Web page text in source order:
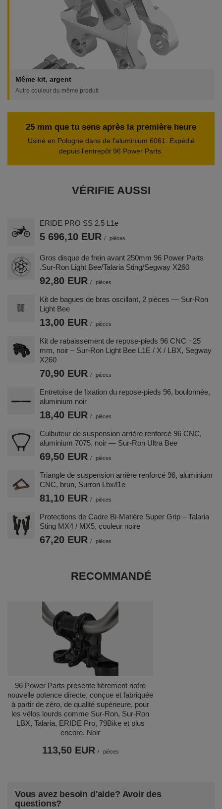
Même kit, argent
Autre couleur du même produit
25 mm que tu sens après la première heure
Usiné en Pologne dans de l'aluminium 6061. Expédié
depuis l'entrepôt 96 Power Parts.
VÉRIFIE AUSSI
ERIDE PRO SS 2.5 L1e
5 696,10 EUR / pièces
Gros disque de frein avant 250mm 96 Power Parts
.Sur-Ron Light Bee/Talaria Sting/Segway X260
92,80 EUR / pièces
Kit de bagues de bras oscillant, 2 pièces — Sur-Ron
Light Bee
13,00 EUR / pièces
Kit de rabaissement de repose-pieds 96 CNC −25
mm, noir – Sur-Ron Light Bee L1E / X / LBX, Segway
X260
70,90 EUR / pièces
Entretoise de fixation du repose-pieds 96, boulonnée,
aluminium noir
18,40 EUR / pièces
Culbuteur de suspension arrière renforcé 96 CNC,
aluminium 7075, noir — Sur-Ron Ultra Bee
69,50 EUR / pièces
Triangle de suspension arrière renforcé 96, aluminium
CNC, brun, Surron Lbx/l1e
81,10 EUR / pièces
Protections de Cadre Bi-Matière Super Grip – Talaria
Sting MX4 / MX5, couleur noire
67,20 EUR / pièces
RECOMMANDÉ
96 Power Parts présente fièrement notre
nouvelle potence directe, conçue et fabriquée
à partir de zéro, de qualité supérieure, pour
les vélos lourds comme Sur-Ron, Sur-Ron
LBX, Talaria, ERIDE Pro, 79Bike et plus
encore. Noir
113,50 EUR / pièces
Vous avez besoin d'aide? Avoir des
questions?